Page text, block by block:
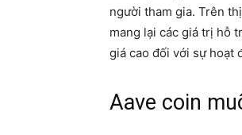
người tham gia. Trên
mang lại các giá trị hỗ
giá cao đối với sự hoạt
Aave coin